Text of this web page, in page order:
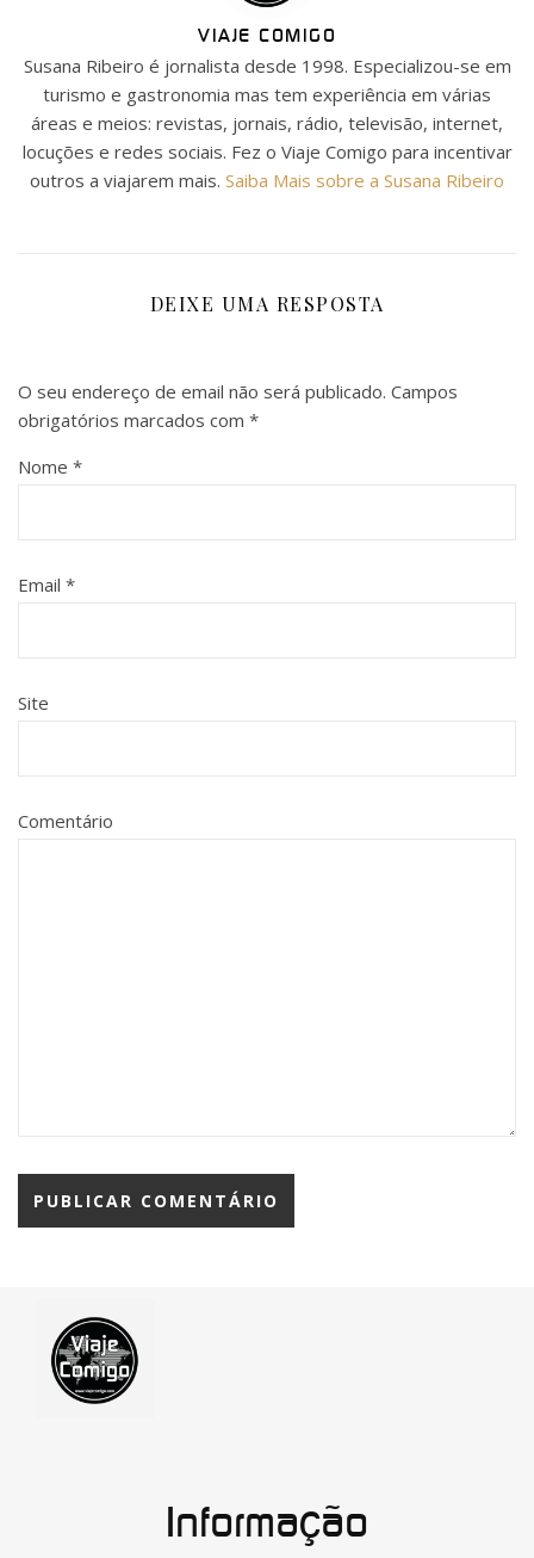
VIAJE COMIGO
Susana Ribeiro é jornalista desde 1998. Especializou-se em
turismo e gastronomia mas tem experiência em várias
áreas e meios: revistas, jornais, rádio, televisão, internet,
locuções e redes sociais. Fez o Viaje Comigo para incentivar
outros a viajarem mais. Saiba Mais sobre a Susana Ribeiro
DEIXE UMA RESPOSTA
O seu endereço de email não será publicado. Campos
obrigatórios marcados com *
Nome *
Email *
Site
Comentário
Informação